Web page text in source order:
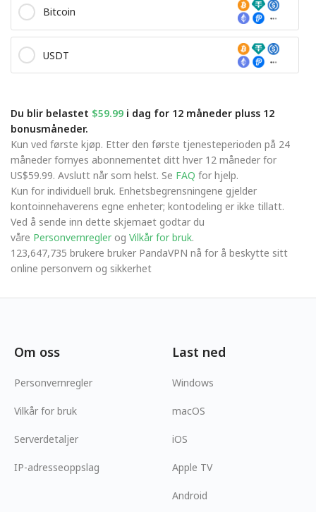
Bitcoin
USDT
Du blir belastet $59.99 i dag for 12 måneder pluss 12
bonusmåneder.
Kun ved første kjøp. Etter den første tjenesteperioden på 24
måneder fornyes abonnementet ditt hver 12 måneder for
US$59.99. Avslutt når som helst. Se FAQ for hjelp.
Kun for individuell bruk. Enhetsbegrensningene gjelder
kontoinnehaverens egne enheter; kontodeling er ikke tillatt.
Ved å sende inn dette skjemaet godtar du
våre Personvernregler og Vilkår for bruk.
123,647,735 brukere bruker PandaVPN nå for å beskytte sitt
online personvern og sikkerhet
Om oss
Personvernregler
Vilkår for bruk
Serverdetaljer
IP-adresseoppslag
Last ned
Windows
macOS
iOS
Apple TV
Android